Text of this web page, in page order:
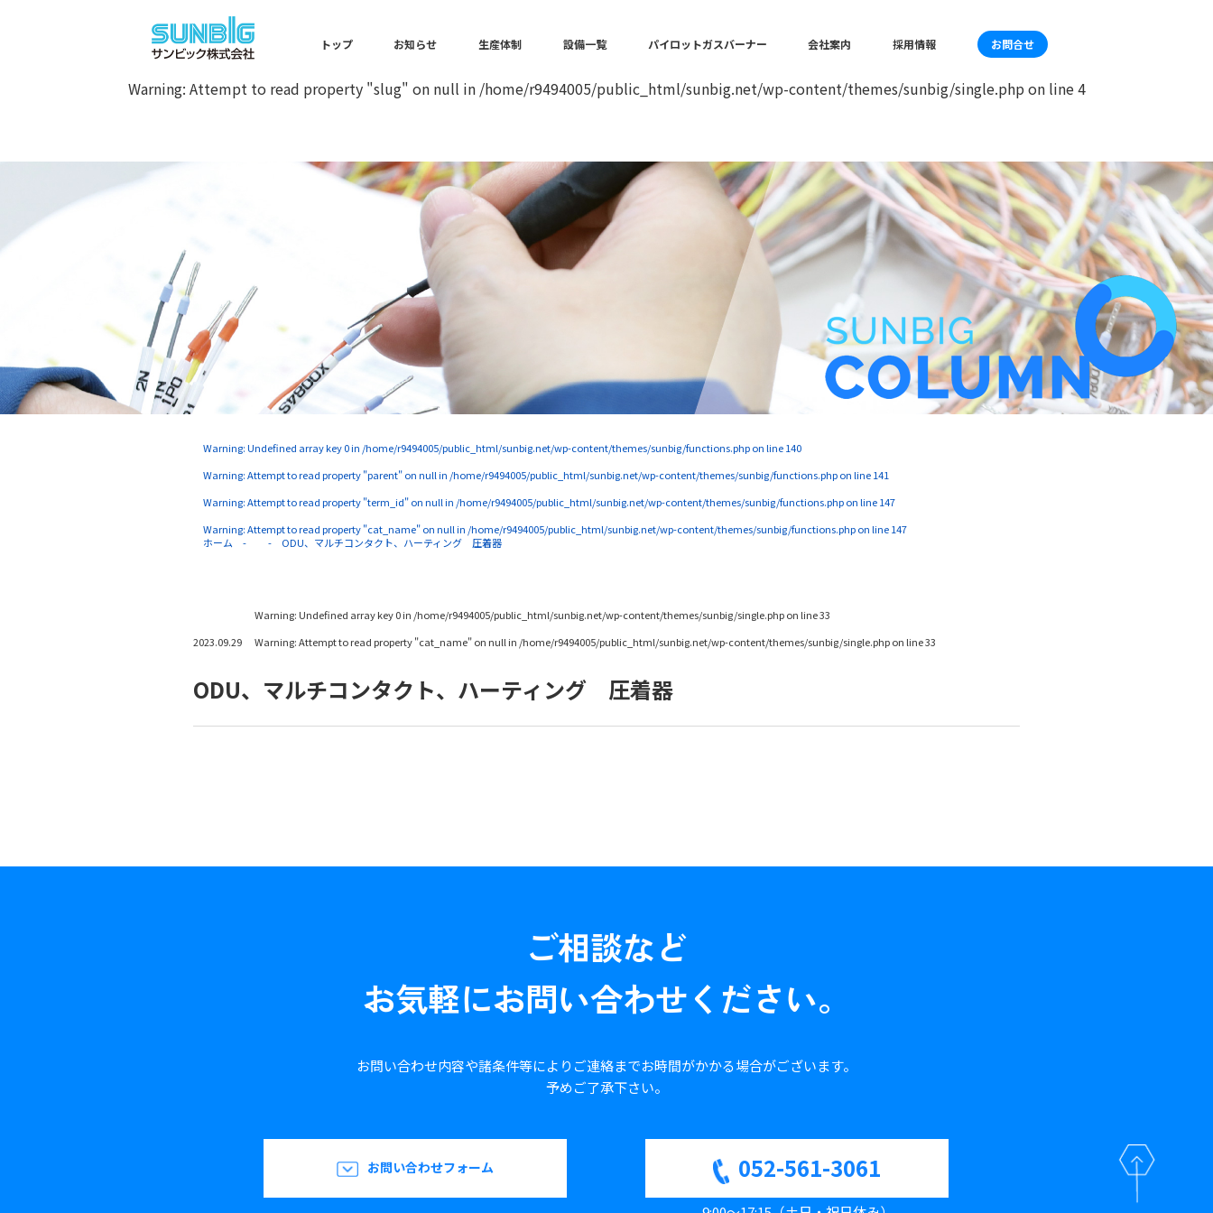
トップ お知らせ 生産体制 設備一覧 パイロットガスバーナー 会社案内 採用情報 お問合せ
Warning: Undefined array key 0 in/home/r9494005/public_html/sunbig.net/wp-content/themes/sunbig/single.php on line4
Warning: Attempt to read property "slug" on null in /home/r9494005/public_html/sunbig.net/wp-content/themes/sunbig/single.phpon line4
Warning: Undefined array key 0 in /home/r9494005/public_html/sunbig.net/wp-content/themes/sunbig/functions.phpon line140
Warning: Attempt to read property "parent" on null in /home/r9494005/public_html/sunbig.net/wp-content/themes/sunbig/functions.phpon line141
Warning: Attempt to read property "term_id" on null in /home/r9494005/public_html/sunbig.net/wp-content/themes/sunbig/functions.phpon line147
Warning: Attempt to read property "cat_name" on null in /home/r9494005/public_html/sunbig.net/wp-content/themes/sunbig/functions.phpon line147
ホーム
ODU、マルチコンタクト、ハーティング 圧着器
2023.09.29
Warning: Undefined array key 0 in /home/r9494005/public_html/sunbig.net/wp-content/themes/sunbig/single.phpon line33
Warning: Attempt to read property "cat_name" on null in /home/r9494005/public_html/sunbig.net/wp-content/themes/sunbig/single.phpon line33
ODU、マルチコンタクト、ハーティング 圧着器
ご相談など
お気軽にお問い合わせください。
お問い合わせ内容や諸条件等により ご連絡までお時間がかかる場合がございます。
予めご了承下さい。
052-561-3061
お問い合わせフォーム